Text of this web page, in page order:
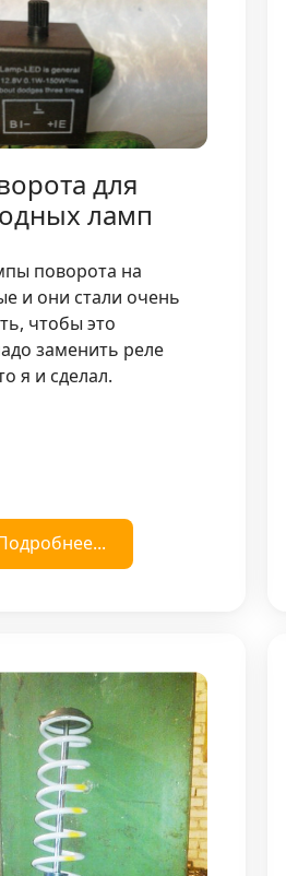
для
ламп
поворота на
и они стали очень
чтобы это
заменить реле
я и сделал.